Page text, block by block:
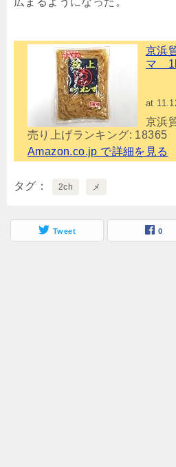
京浜
マ
at
京浜
売り上げランキング: 18365
Amazon.co.jp で詳細を見る
タグ 2ch メ
Tweet 0